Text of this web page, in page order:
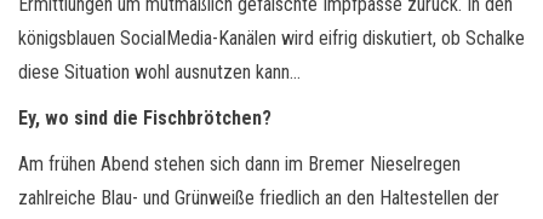
königsblauen SocialMedia-Kanälen wird eifrig diskutiert, ob Schalke
diese Situation wohl ausnutzen kann…
Ey, wo sind die Fischbrötchen?
Am frühen Abend stehen sich dann im Bremer Nieselregen
zahlreiche Blau- und Grünweiße friedlich an den Haltestellen der